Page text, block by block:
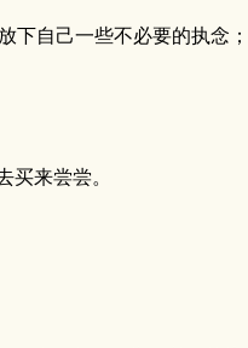
自己一些不必要的执念
买来尝尝。